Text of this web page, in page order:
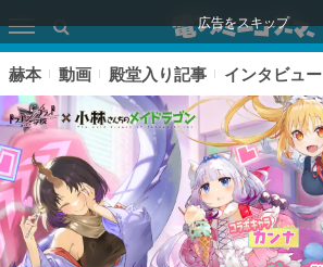
広告をスキップ
赫本 動画 殿堂入り記事 インタビュー